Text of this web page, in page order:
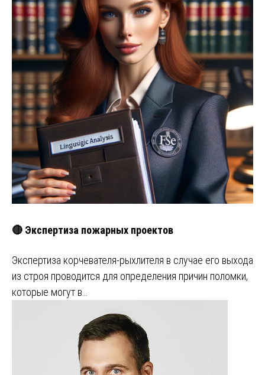
🔴 Экспертиза пожарных проектов
Экспертиза корчевателя-рыхлителя в случае его выхода
из строя проводится для определения причин поломки,
которые могут в…